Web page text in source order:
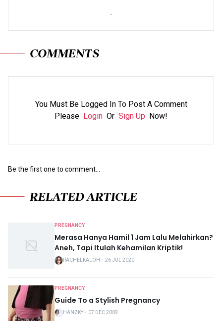
-
COMMENTS
You Must Be Logged In To Post A Comment
Please Login Or Sign Up Now!
Be the first one to comment...
RELATED ARTICLE
PREGNANCY
Merasa Hanya Hamil 1 Jam Lalu Melahirkan?
Aneh, Tapi Itulah Kehamilan Kriptik!
RACHELKALOH ・ 26 JUL 2020
PREGNANCY
Guide To a Stylish Pregnancy
HANZKY ・ 07 DEC 2009